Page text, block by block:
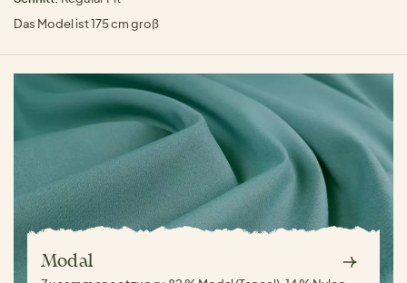
Das Model ist 175 cm groß
Modal